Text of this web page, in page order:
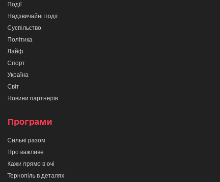
Події
Надзвичайні події
Суспільство
Політика
Лайф
Спорт
Україна
Світ
Новини партнерів
Програми
Сильні разом
Про важливе
Кажи прямо в очі
Тернопіль в деталях